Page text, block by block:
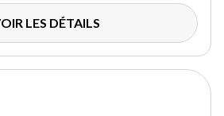
LES DÉTAILS